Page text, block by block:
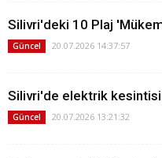
Silivri'deki 10 Plaj
Güncel 20.07.2026 14:37:57
Silivri'de elektrik kesintisi
Güncel 20.07.2026 13:21:32